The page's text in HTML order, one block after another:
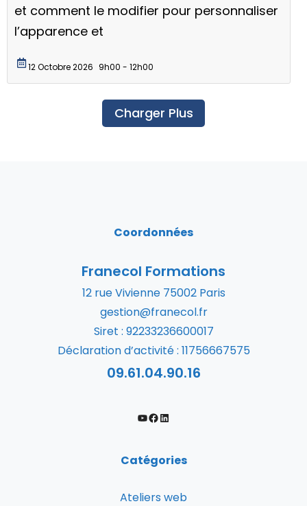
et comment le modifier pour personnaliser
l’apparence et
12 Octobre 2026 9h00 - 12h00
Charger Plus
Coordonnées
Franecol Formations
12 rue Vivienne 75002 Paris
gestion@franecol.fr
Siret : 92233236600017
Déclaration d’activité : 11756667575
09.61.04.90.16
Catégories
Ateliers web